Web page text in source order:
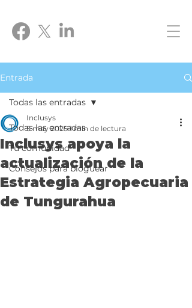
Entrada
Todas las entradas
Tu comunidad
Consejos para bloguear
Todas las entradas
Inclusys apoya la
actualización de la
Estrategia Agropecuaria
de Tungurahua
Inclusys
5 may 2025 1 min de lectura